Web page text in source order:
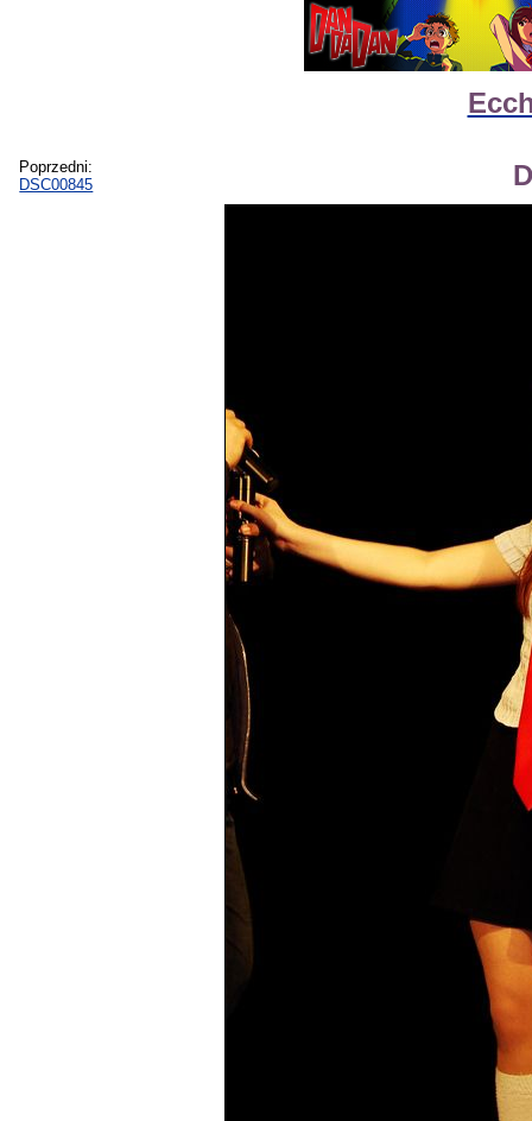
Poprzedni:
DSC00845